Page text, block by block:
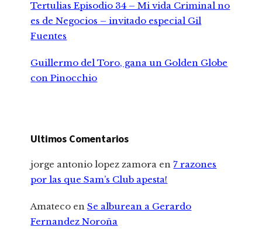
Tertulias Episodio 34 – Mi vida Criminal no
es de Negocios – invitado especial Gil
Fuentes
Guillermo del Toro, gana un Golden Globe
con Pinocchio
Ultimos Comentarios
jorge antonio lopez zamora en7 razones
por las que Sam’s Club apesta!
Amateco enSe alburean a Gerardo
Fernandez Noroña